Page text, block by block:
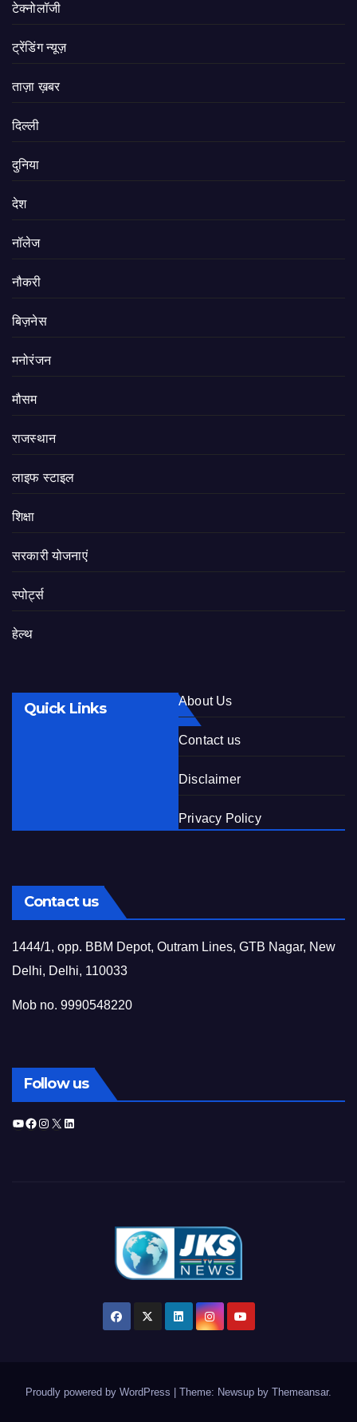
टेक्नोलॉजी
ट्रेंडिंग न्यूज़
ताज़ा ख़बर
दिल्ली
दुनिया
देश
नॉलेज
नौकरी
बिज़नेस
मनोरंजन
मौसम
राजस्थान
लाइफ स्टाइल
शिक्षा
सरकारी योजनाएं
स्पोर्ट्स
हेल्थ
Quick Links About Us
Contact us
Disclaimer
Privacy Policy
Contact us
1444/1, opp. BBM Depot, Outram Lines, GTB Nagar, New
Delhi, Delhi, 110033
Mob no. 9990548220
Follow us
YouTube
Facebook
Instagram
X LinkedIn
Proudly powered by WordPress | Theme: Newsup by Themeansar.